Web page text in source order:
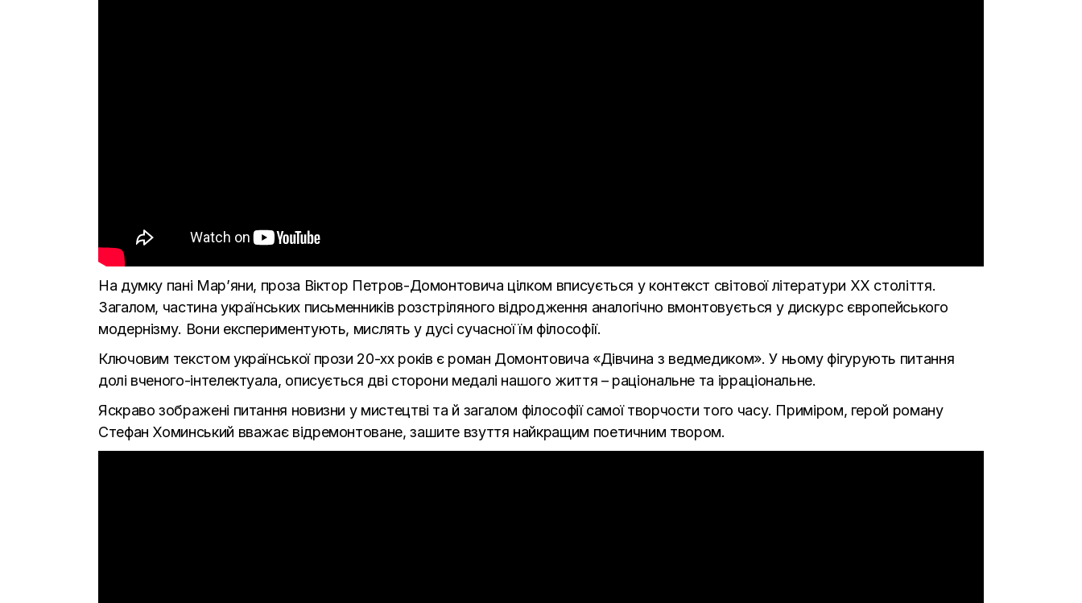
На думку пані Мар’яни, проза Віктор Петров-Домонтовича цілком вписується у контекст світової літератури ХХ століття.
Загалом, частина українських письменників розстріляного відродження аналогічно вмонтовується у дискурс європейського
модернізму. Вони експериментують, мислять у дусі сучасної їм філософії.
Ключовим текстом української прози 20-хх років є роман Домонтовича «Дівчина з ведмедиком». У ньому фігурують питання
долі вченого-інтелектуала, описується дві сторони медалі нашого життя – раціональне та ірраціональне.
Яскраво зображені питання новизни у мистецтві та й загалом філософії самої творчости того часу. Приміром, герой роману
Стефан Хоминський вважає відремонтоване, зашите взуття найкращим поетичним твором.